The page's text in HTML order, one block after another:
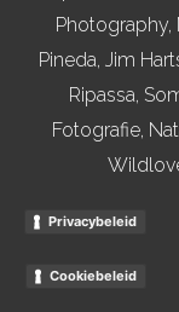
Pineda, Jim
Ripassa,
Fotografie,
Privacybeleid
Cookiebeleid